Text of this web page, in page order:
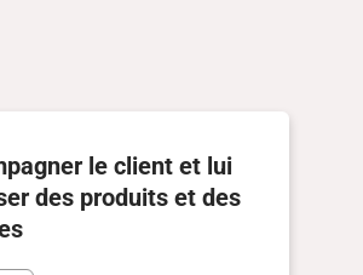
le client et lui
des produits et des